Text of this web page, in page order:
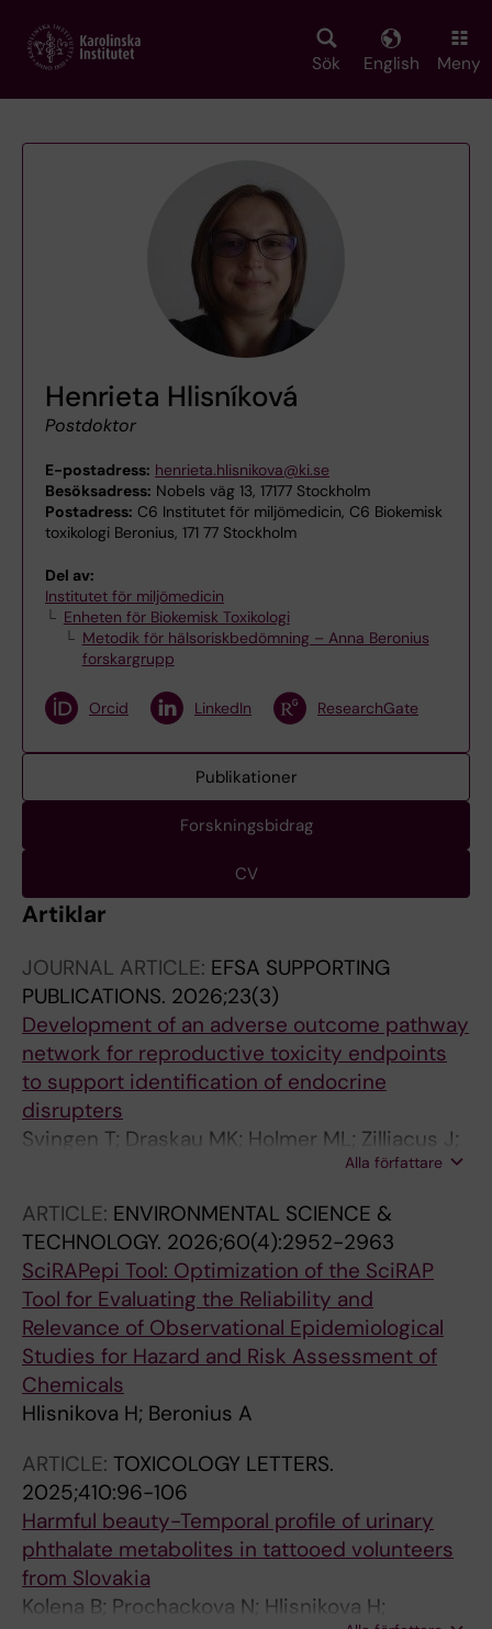
main
Sök English Meny
Henrieta Hlisníková
Postdoktor
E-postadress: henrieta.hlisnikova@ki.se
Besöksadress: Nobels väg 13, 17177 Stockholm
Postadress: C6 Institutet för miljömedicin, C6 Biokemisk
toxikologi Beronius, 171 77 Stockholm
Del av:
Institutet för miljömedicin
Enheten för Biokemisk Toxikologi
Metodik för hälsoriskbedömning – Anna Beronius
forskargrupp
Orcid LinkedIn ResearchGate
Publikationer
Forskningsbidrag
CV
Artiklar
JOURNAL ARTICLE: EFSA SUPPORTING
PUBLICATIONS. 2026;23(3)
Development of an adverse outcome pathway
network for reproductive toxicity endpoints
to support identification of endocrine
disrupters
Svingen T; Draskau MK; Holmer ML; Zilliacus J;
Bouftas N; Rosenmai AK; Panagiotou EM;
Hlisnikova H; Christiansen S; Bindel AO; van
Duursen M; Damdimopoulou P; Beronius A
Alla författare
ARTICLE: ENVIRONMENTAL SCIENCE &
TECHNOLOGY. 2026;60(4):2952-2963
SciRAPepi Tool: Optimization of the SciRAP
Tool for Evaluating the Reliability and
Relevance of Observational Epidemiological
Studies for Hazard and Risk Assessment of
Chemicals
Hlisnikova H; Beronius A
ARTICLE: TOXICOLOGY LETTERS.
2025;410:96-106
Harmful beauty-Temporal profile of urinary
phthalate metabolites in tattooed volunteers
from Slovakia
Kolena B; Prochackova N; Hlisnikova H;